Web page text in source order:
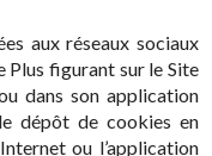
aux réseaux sociaux
figurant sur le Site
dans son application
dépôt de cookies en
ou l’application